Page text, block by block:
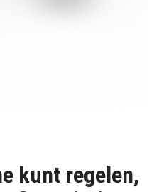
kunt regelen,